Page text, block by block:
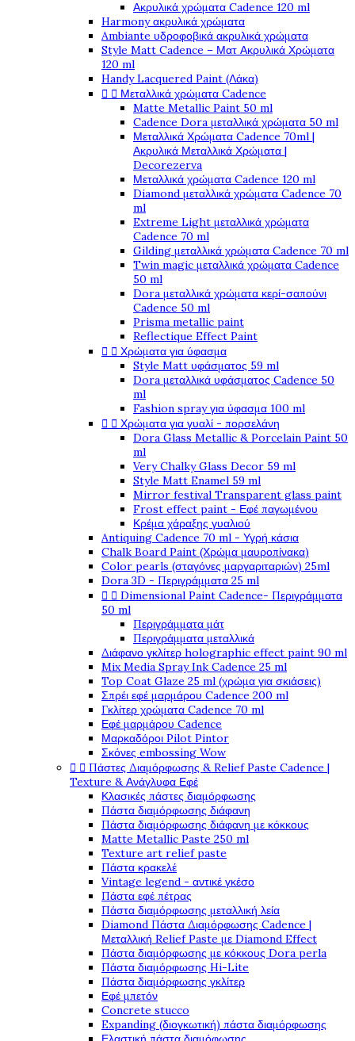
Ακρυλικά χρώματα Cadence 120 ml
Harmony ακρυλικά χρώματα
Ambiante υδροφοβικά ακρυλικά χρώματα
Style Matt Cadence – Ματ Ακρυλικά Χρώματα
120 ml
Handy Lacquered Paint (Λάκα)
  Μεταλλικά χρώματα Cadence
Matte Metallic Paint 50 ml
Cadence Dora μεταλλικά χρώματα 50 ml
Μεταλλικά Χρώματα Cadence 70ml |
Ακρυλικά Μεταλλικά Χρώματα |
Decorezerva
Μεταλλικά χρώματα Cadence 120 ml
Diamond μεταλλικά χρώματα Cadence 70
ml
Extreme Light μεταλλικά χρώματα
Cadence 70 ml
Gilding μεταλλικά χρώματα Cadence 70 ml
Twin magic μεταλλικά χρώματα Cadence
50 ml
Dora μεταλλικά χρώματα κερί-σαπούνι
Cadence 50 ml
Prisma metallic paint
Reflectique Effect Paint
  Χρώματα για ύφασμα
Style Matt υφάσματος 59 ml
Dora μεταλλικά υφάσματος Cadence 50
ml
Fashion spray για ύφασμα 100 ml
  Χρώματα για γυαλί - πορσελάνη
Dora Glass Metallic & Porcelain Paint 50
ml
Very Chalky Glass Decor 59 ml
Style Matt Enamel 59 ml
Mirror festival Transparent glass paint
Frost effect paint - Εφέ παγωμένου
Κρέμα χάραξης γυαλιού
Antiquing Cadence 70 ml - Υγρή κάσια
Chalk Board Paint (Χρώμα μαυροπίνακα)
Color pearls (σταγόνες μαργαριταριών) 25ml
Dora 3D - Περιγράμματα 25 ml
  Dimensional Paint Cadence- Περιγράμματα
50 ml
Περιγράμματα μάτ
Περιγράμματα μεταλλικά
Διάφανο γκλίτερ holographic effect paint 90 ml
Mix Media Spray Ink Cadence 25 ml
Top Coat Glaze 25 ml (χρώμα για σκιάσεις)
Σπρέι εφέ μαρμάρου Cadence 200 ml
Γκλίτερ χρώματα Cadence 70 ml
Εφέ μαρμάρου Cadence
Μαρκαδόροι Pilot Pintor
Σκόνες embossing Wow
  Πάστες Διαμόρφωσης & Relief Paste Cadence |
Texture & Ανάγλυφα Εφέ
Κλασικές πάστες διαμόρφωσης
Πάστα διαμόρφωσης διάφανη
Πάστα διαμόρφωσης διάφανη με κόκκους
Matte Metallic Paste 250 ml
Texture art relief paste
Πάστα κρακελέ
Vintage legend - αντικέ γκέσο
Πάστα εφέ πέτρας
Πάστα διαμόρφωσης μεταλλική λεία
Diamond Πάστα Διαμόρφωσης Cadence |
Μεταλλική Relief Paste με Diamond Effect
Πάστα διαμόρφωσης με κόκκους Dora perla
Πάστα διαμόρφωσης Hi-Lite
Πάστα διαμόρφωσης γκλίτερ
Εφέ μπετόν
Concrete stucco
Expanding (διογκωτική) πάστα διαμόρφωσης